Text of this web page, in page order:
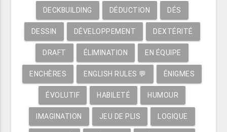
DECKBUILDING DÉDUCTION DÉS
DESSIN DÉVELOPPEMENT DEXTÉRITÉ
DRAFT ÉLIMINATION EN ÉQUIPE
ENCHÈRES ENGLISH RULES 💬 ÉNIGMES
ÉVOLUTIF HABILETÉ HUMOUR
IMAGINATION JEU DE PLIS LOGIQUE